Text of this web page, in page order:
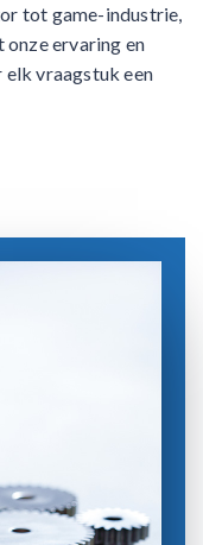
tot game-industrie,
ervaring en
vraagstuk een